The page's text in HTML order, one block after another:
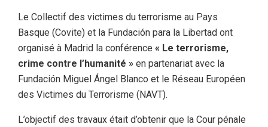
Le Collectif des victimes du terrorisme au Pays
Basque (Covite) et la Fundación para la Libertad ont
organisé à Madrid la conférence « Le terrorisme,
crime contre l’humanité » en partenariat avec la
Fundación Miguel Ángel Blanco et le Réseau Européen
des Victimes du Terrorisme (NAVT).
L’objectif des travaux était d’obtenir que la Cour pénale